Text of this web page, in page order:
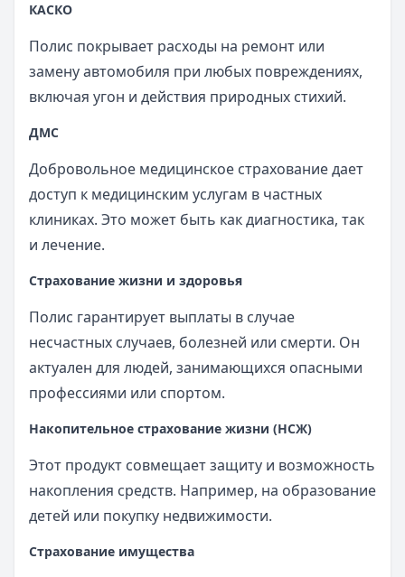
КАСКО
Полис покрывает расходы на ремонт или
замену автомобиля при любых повреждениях,
включая угон и действия природных стихий.
ДМС
Добровольное медицинское страхование дает
доступ к медицинским услугам в частных
клиниках. Это может быть как диагностика, так
и лечение.
Страхование жизни и здоровья
Полис гарантирует выплаты в случае
несчастных случаев, болезней или смерти. Он
актуален для людей, занимающихся опасными
профессиями или спортом.
Накопительное страхование жизни (НСЖ)
Этот продукт совмещает защиту и возможность
накопления средств. Например, на образование
детей или покупку недвижимости.
Страхование имущества